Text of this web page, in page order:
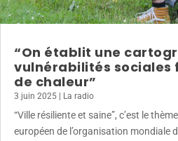
“On établit une
vulnérabilités sociales
de chaleur”
3 juin 2025 La radio
“Ville résiliente et saine”, c’est le
européen de l’organisation mondiale